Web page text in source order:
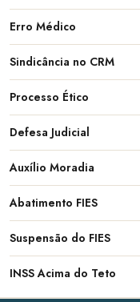
Erro Médico
Sindicância no CRM
Processo Ético
Defesa Judicial
Auxílio Moradia
Abatimento FIES
Suspensão do FIES
INSS Acima do Teto